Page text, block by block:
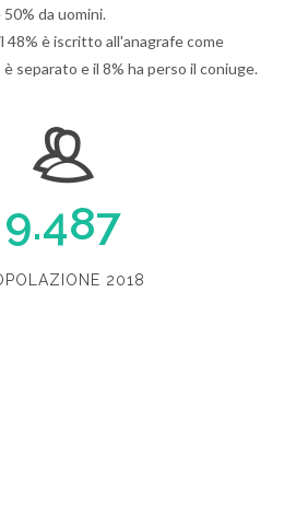
da uomini.
48% è iscritto all'anagrafe come
separato e il 8% ha perso il coniuge.
9.487
2018